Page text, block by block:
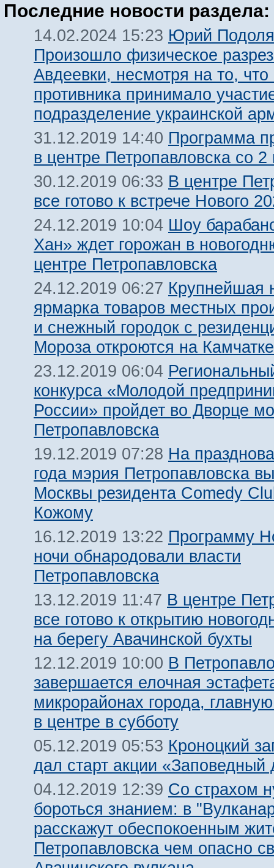
Последние новости раздела:
14.02.2024 15:23 Юрий
Произошло физическое
Авдеевки, несмотря на то, что
противника принимало
подразделение украинской
31.12.2019 14:40 Программа
в центре Петропавловска со
30.12.2019 06:33 В центре
все готово к встрече Нового
24.12.2019 10:04 Шоу
Хан» ждет горожан в
центре Петропавловска
24.12.2019 06:27 Крупнейшая
ярмарка товаров местных
и снежный городок с
Мороза откроются на Камчатке
23.12.2019 06:04
конкурса «Молодой
России» пройдет во Дворце
Петропавловска
19.12.2019 07:28 На
года мэрия Петропавловска
Москвы резидента Comedy
Кожому
16.12.2019 13:22 Программу
ночи обнародовали власти
Петропавловска
13.12.2019 11:47 В центре
все готово к открытию
на берегу Авачинской бухты
12.12.2019 10:00 В
завершается елочная
микрорайонах города,
в центре в субботу
05.12.2019 05:53 Кроноцкий
дал старт акции «Заповедный
04.12.2019 12:39 Со страхом
бороться знанием: в
расскажут обеспокоенным
Петропавловска чем опасно